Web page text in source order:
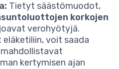
Tietyt säästömuodot,
korkojen
verohyötyjä.
eläketiliin, voit saada
kertymisen ajan